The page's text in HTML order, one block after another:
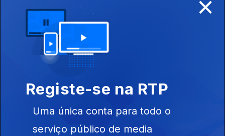
06 nov. 2019
Machado,...
Registe-se na RTP
Uma única conta para todo o
serviço público de media